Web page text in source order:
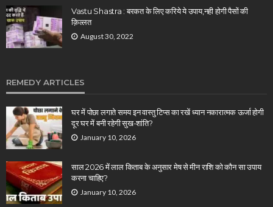
Vastu Shastra : बरकत के लिए करिये ये उपाय,नही होगी पैसों की
क़िल्लत
August 30, 2022
REMEDY ARTICLES
घर में पोछा लगाते समय इन वास्तु टिप्स का रखें ध्यान नकारात्मक ऊर्जा होगी
दूर घर में बनी रहेगी सुख-शांति?
January 10, 2026
साल 2026 में लाल किताब के अनुसार मेष से मीन राशि को कौन सा उपाय
करना चाहिए?
January 10, 2026